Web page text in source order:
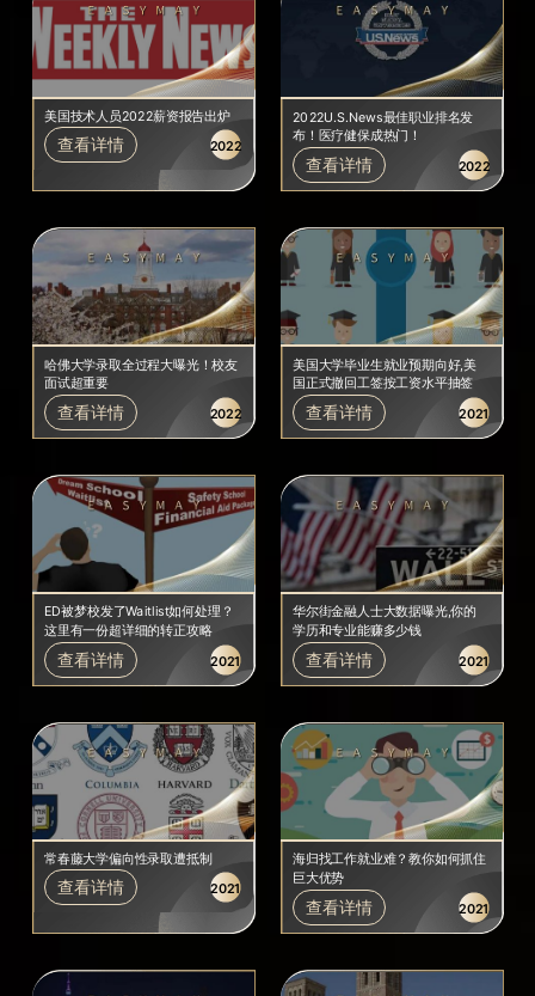
美国技术人员2022薪资报告出炉
查看详情 2022
2022U.S.News最佳职业排名发
布！医疗健保成热门！
查看详情 2022
哈佛大学录取全过程大曝光！校友
面试超重要
查看详情 2022
美国大学毕业生就业预期向好,美
国正式撤回工签按工资水平抽签
查看详情 2021
ED被梦校发了Waitlist如何处理？
这里有一份超详细的转正攻略
查看详情 2021
华尔街金融人士大数据曝光,你的
学历和专业能赚多少钱
查看详情 2021
常春藤大学偏向性录取遭抵制
查看详情 2021
海归找工作就业难？教你如何抓住
巨大优势
查看详情 2021